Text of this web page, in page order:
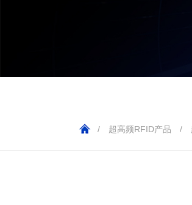
/ 超高频RFID产品 /